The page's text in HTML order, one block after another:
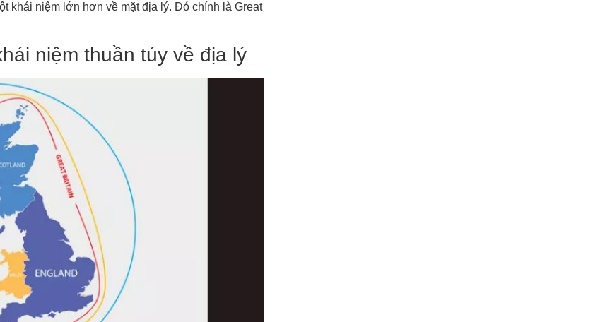
khái niệm lớn hơn về mặt địa lý. Đó chính là Great
niệm thuần túy về địa lý